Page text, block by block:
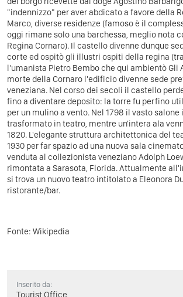
"indennizzo" per aver abdicato a favore della
Marco, diverse residenze (famoso è il
oggi rimane solo una barchessa, meglio nota
Regina Cornaro). Il castello divenne dunque
corte ed ospitò gli illustri ospiti della regina
l'umanista Pietro Bembo che qui ambientò Gli
morte della Cornaro l'edificio divenne sede
veneziana. Nel corso dei secoli il castello
fino a diventare deposito: la torre fu perfino
per un mulino a vento. Nel 1798 il vasto salone
trasformato in teatro, mentre un'intera ala
1820. L'elegante struttura architettonica del
1930 per far spazio ad una nuova sala
venduta al collezionista veneziano Adolph
rimontata a Sarasota, Florida. Attualmente
si trova un nuovo teatro intitolato a Eleonora
ristorante/bar.
Fonte: Wikipedia
Inserito da:
Tourist Office